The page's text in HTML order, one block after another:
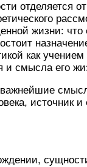
отделяется
жизни: что
как
и смысла его
важнейшие
источник и